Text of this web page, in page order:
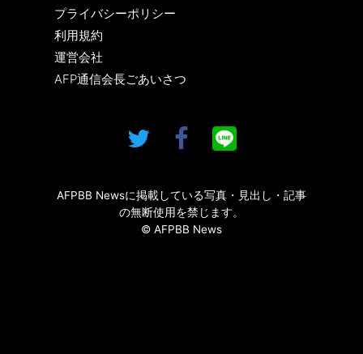
プライバシーポリシー
利用規約
運営会社
AFP通信会長ごあいさつ
AFPBB Newsに掲載している写真・見出し・記事
の無断使用を禁じます。
© AFPBB News